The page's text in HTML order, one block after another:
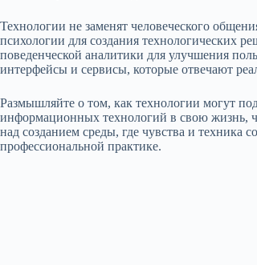
Технологии не заменят человеческого
психологии для создания технологических
поведенческой аналитики для улучшения
интерфейсы и сервисы, которые отвечают
Размышляйте о том, как технологии могут
информационных технологий в свою жизнь,
над созданием среды, где чувства и техника
профессиональной практике.